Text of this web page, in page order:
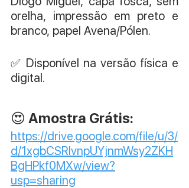
orelha, impressão em preto e
branco, papel Avena/Pólen.
✅ Disponível na versão física e
digital.
😍 Amostra Grátis:
https://drive.google.com/file/u/3/
d/1xgbCSRIvnpUYjnmWsy2ZKH
BgHPkf0MXw/view?
usp=sharing